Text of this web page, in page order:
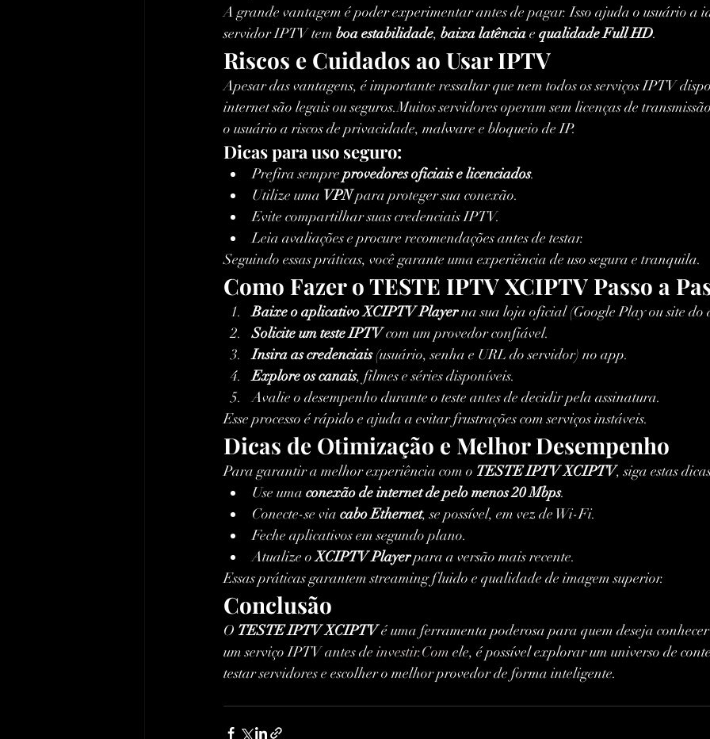
A grande vantagem é poder experimentar antes de pagar. Isso ajuda o usuário a
servidor IPTV tem boa estabilidade, baixa latência e qualidade Full HD.
Riscos e Cuidados ao Usar IPTV
Apesar das vantagens, é importante ressaltar que nem todos os serviços IPTV
internet são legais ou seguros.Muitos servidores operam sem licenças de
o usuário a riscos de privacidade, malware e bloqueio de IP.
Dicas para uso seguro:
Prefira sempre provedores oficiais e licenciados.
Utilize uma VPN para proteger sua conexão.
Evite compartilhar suas credenciais IPTV.
Leia avaliações e procure recomendações antes de testar.
Seguindo essas práticas, você garante uma experiência de uso segura e tranquila.
Como Fazer o TESTE IPTV XCIPTV Passo a
Baixe o aplicativo XCIPTV Player na sua loja oficial (Google Play ou site do
Solicite um teste IPTV com um provedor confiável.
Insira as credenciais (usuário, senha e URL do servidor) no app.
Explore os canais, filmes e séries disponíveis.
Avalie o desempenho durante o teste antes de decidir pela assinatura.
Esse processo é rápido e ajuda a evitar frustrações com serviços instáveis.
Dicas de Otimização e Melhor Desempenho
Para garantir a melhor experiência com o TESTE IPTV XCIPTV, siga estas
Use uma conexão de internet de pelo menos 20 Mbps.
Conecte-se via cabo Ethernet, se possível, em vez de Wi-Fi.
Feche aplicativos em segundo plano.
Atualize o XCIPTV Player para a versão mais recente.
Essas práticas garantem streaming fluido e qualidade de imagem superior.
Conclusão
O TESTE IPTV XCIPTV é uma ferramenta poderosa para quem deseja
um serviço IPTV antes de investir.Com ele, é possível explorar um universo de
testar servidores e escolher o melhor provedor de forma inteligente.